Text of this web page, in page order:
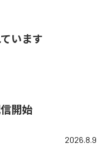
います
開始
2026.8.9